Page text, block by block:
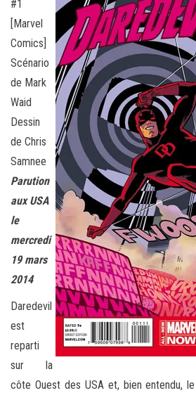
#1
[Marvel
Comics]
Scénario
de Mark
Waid
Dessin
de Chris
Samnee
Parution
aux USA
le
mercredi
19 mars
2014
Daredevil
est
reparti
sur la
côte Ouest des USA et, bien entendu,